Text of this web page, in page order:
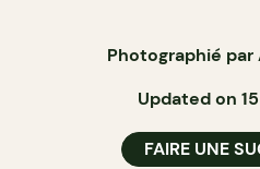
Photographié
Updated on
FAIRE UNE